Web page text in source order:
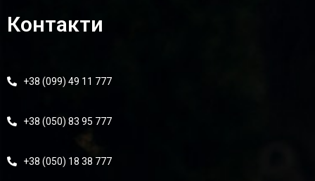
Контакти
+38 (099) 49 11 777
+38 (050) 83 95 777
+38 (050) 18 38 777